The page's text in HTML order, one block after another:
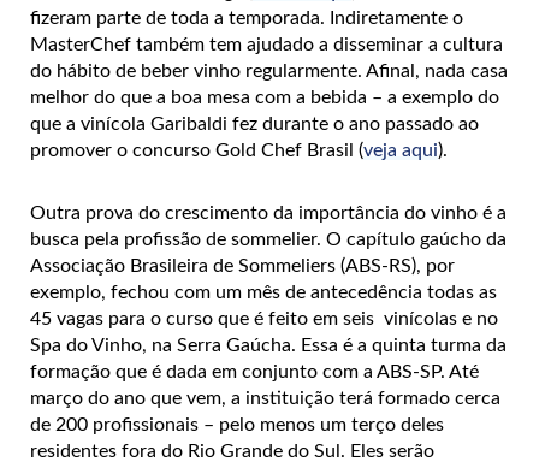
fizeram parte de toda a temporada. Indiretamente o
MasterChef também tem ajudado a disseminar a cultura
do hábito de beber vinho regularmente. Afinal, nada casa
melhor do que a boa mesa com a bebida – a exemplo do
que a vinícola Garibaldi fez durante o ano passado ao
promover o concurso Gold Chef Brasil (veja aqui).
Outra prova do crescimento da importância do vinho é a
busca pela profissão de sommelier. O capítulo gaúcho da
Associação Brasileira de Sommeliers (ABS-RS), por
exemplo, fechou com um mês de antecedência todas as
45 vagas para o curso que é feito em seis vinícolas e no
Spa do Vinho, na Serra Gaúcha. Essa é a quinta turma da
formação que é dada em conjunto com a ABS-SP. Até
março do ano que vem, a instituição terá formado cerca
de 200 profissionais – pelo menos um terço deles
residentes fora do Rio Grande do Sul. Eles serão